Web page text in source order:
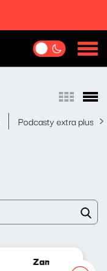
Podcasty extra plus
Zamach na